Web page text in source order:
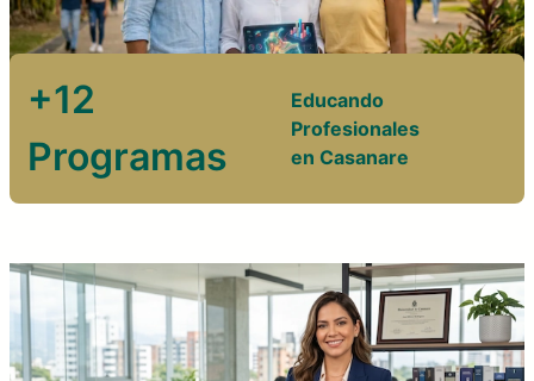
+12
Programas
Educando
Profesionales
en Casanare